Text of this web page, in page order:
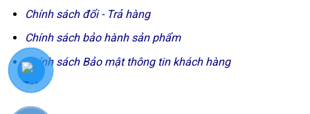
Chính sách đổi - Trả hàng
Chính sách bảo hành sản phẩm
Chính sách Bảo mật thông tin khách hàng